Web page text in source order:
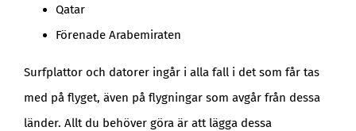
Qatar
Förenade Arabemiraten
Surfplattor och datorer ingår i alla fall i det som får tas
med på flyget, även på flygningar som avgår från dessa
länder. Allt du behöver göra är att lägga dessa